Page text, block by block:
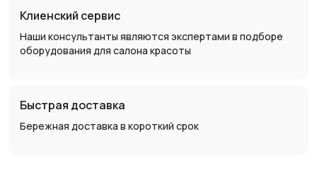
Клиенский сервис
Наши консультанты являются экспертами в подборе
оборудования для салона красоты
Быстрая доставка
Бережная доставка в короткий срок